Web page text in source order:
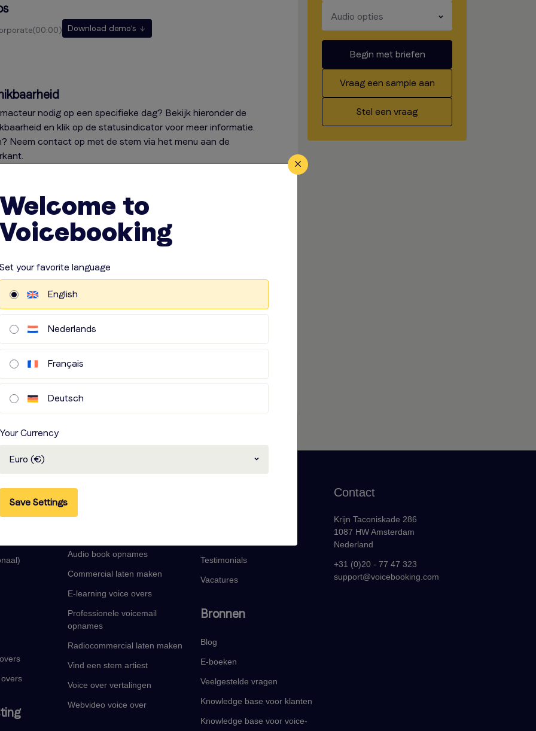
corporate 00:00 Download demo's
nodig op een specifieke dag? Bekijk hieronder de
en klik op de statusindicator voor meer informatie.
Neem contact op met de stem via het menu aan de
Audio opties
​​​
Begin met briefen
Vraag een sample aan
Stel een vraag
Onze voice-over
services
Audio book opnames
Commercial laten maken
E-learning voice overs
Professionele voicemail
opnames
Radiocommercial laten maken
Vind een stem artiest
Voice over vertalingen
Webvideo voice over
Testimonials
Vacatures
Bronnen
Blog
E-boeken
Veelgestelde vragen
Knowledge base voor klanten
Knowledge base voor voice-
Contact
Krijn Taconiskade 286
1087 HW Amsterdam
Nederland
+31 (0)20 - 77 47 323
support@voicebooking.com
Welcome to
Voicebooking
Set your favorite language
English
Nederlands
Français
Deutsch
Your Currency
Euro (€)
Save Settings